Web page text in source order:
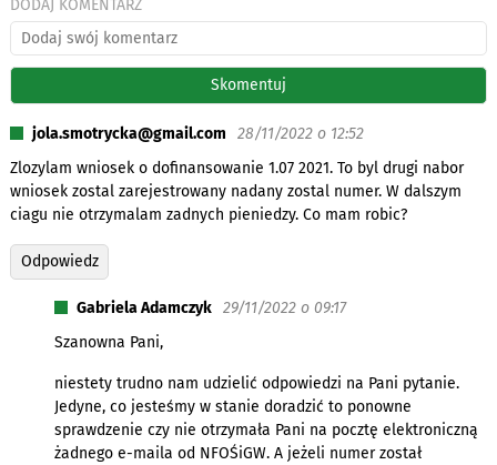
DODAJ KOMENTARZ
jola.smotrycka@gmail.com
28/11/2022 o 12:52
Zlozylam wniosek o dofinansowanie 1.07 2021. To byl drugi nabor
wniosek zostal zarejestrowany nadany zostal numer. W dalszym
ciagu nie otrzymalam zadnych pieniedzy. Co mam robic?
Odpowiedz
Gabriela Adamczyk 29/11/2022 o 09:17
Szanowna Pani,
niestety trudno nam udzielić odpowiedzi na Pani pytanie.
Jedyne, co jesteśmy w stanie doradzić to ponowne
sprawdzenie czy nie otrzymała Pani na pocztę elektroniczną
żadnego e-maila od NFOŚiGW. A jeżeli numer został